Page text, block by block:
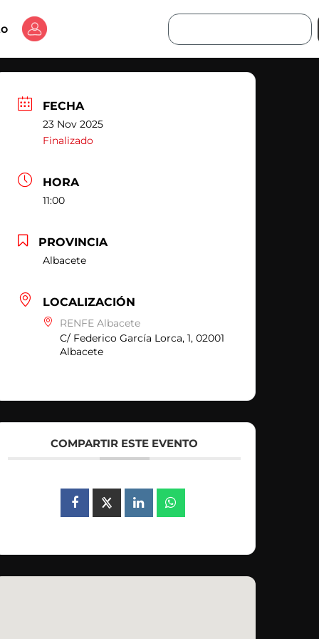
Buscar
FECHA
23 Nov 2025
Finalizado
HORA
11:00
PROVINCIA
Albacete
LOCALIZACIÓN
RENFE Albacete
C/ Federico García Lorca, 1, 02001
Albacete
COMPARTIR ESTE EVENTO